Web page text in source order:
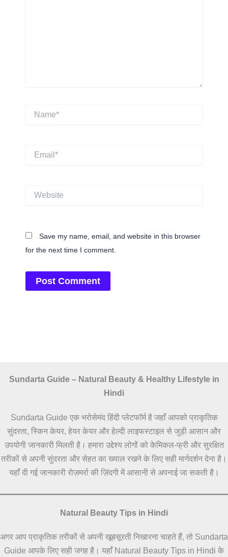
Name*
Save my name, email, and website in this browser
for the next time I comment.
Sundarta Guide – Natural Beauty & Healthy Lifestyle in
Hindi
Sundarta Guide एक भरोसेमंद हिंदी प्लेटफॉर्म है जहाँ आपको प्राकृतिक
सुंदरता, स्किन केयर, हेयर केयर और हेल्दी लाइफस्टाइल से जुड़ी आसान और
उपयोगी जानकारी मिलती है। हमारा उद्देश्य लोगों को केमिकल-फ्री और सुरक्षित
तरीकों से अपनी सुंदरता और सेहत का ख्याल रखने के लिए सही मार्गदर्शन देना है।
यहाँ दी गई जानकारी रोज़मर्रा की ज़िंदगी में आसानी से अपनाई जा सकती है।
Natural Beauty Tips in Hindi
अगर आप प्राकृतिक तरीकों से अपनी खूबसूरती निखारना चाहते हैं, तो Sundarta
Guide आपके लिए सही जगह है। यहाँ Natural Beauty Tips in Hindi के